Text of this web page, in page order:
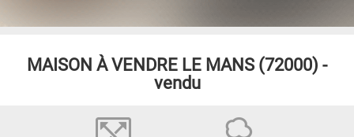
MAISON À VENDRE LE MANS (72000) -
vendu